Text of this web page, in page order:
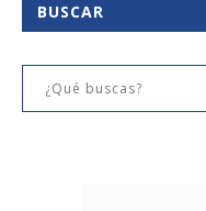
BUSCAR